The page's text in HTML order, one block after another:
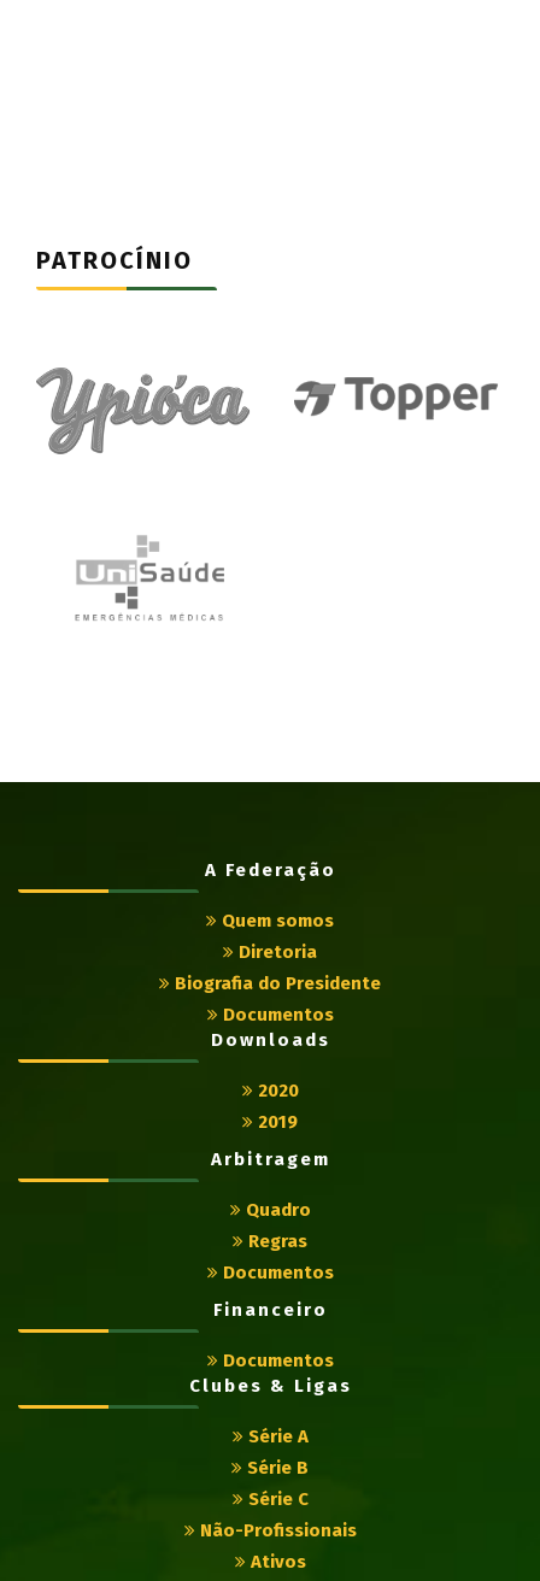
PATROCÍNIO
A Federação
Quem somos
Diretoria
Biografia do Presidente
Documentos
Downloads
2020
2019
Arbitragem
Quadro
Regras
Documentos
Financeiro
Documentos
Clubes & Ligas
Série A
Série B
Série C
Não-Profissionais
Ativos